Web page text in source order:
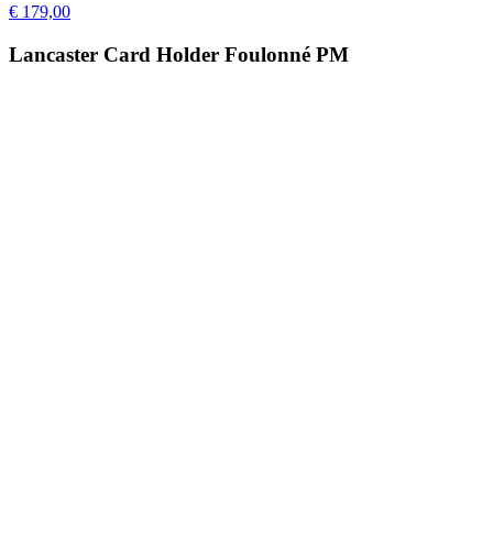
€ 179,00
Lancaster Card Holder Foulonné PM